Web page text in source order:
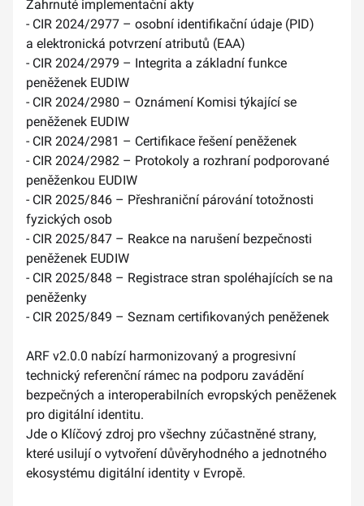
Zahrnuté implementační akty
- CIR 2024/2977 – osobní identifikační údaje (PID)
a elektronická potvrzení atributů (EAA)
- CIR 2024/2979 – Integrita a základní funkce
peněženek EUDIW
- CIR 2024/2980 – Oznámení Komisi týkající se
peněženek EUDIW
- CIR 2024/2981 – Certifikace řešení peněženek
- CIR 2024/2982 – Protokoly a rozhraní podporované
peněženkou EUDIW
- CIR 2025/846 – Přeshraniční párování totožnosti
fyzických osob
- CIR 2025/847 – Reakce na narušení bezpečnosti
peněženek EUDIW
- CIR 2025/848 – Registrace stran spoléhajících se na
peněženky
- CIR 2025/849 – Seznam certifikovaných peněženek
ARF v2.0.0 nabízí harmonizovaný a progresivní
technický referenční rámec na podporu zavádění
bezpečných a interoperabilních evropských peněženek
pro digitální identitu.
Jde o Klíčový zdroj pro všechny zúčastněné strany,
které usilují o vytvoření důvěryhodného a jednotného
ekosystému digitální identity v Evropě.